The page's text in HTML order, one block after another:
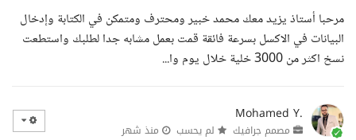
مرحبا أستاذ يزيد معك محمد خبير ومحترف ومتمكن في الكتابة وإدخال
البيانات في الاكسل بسرعة فائقة قمت بعمل مشابه جدا لطلبك واستطعت
نسخ اكثر من 3000 خلية خلال يوم وا...
Mohamed Y.
مصمم جرافيك لم يحسب منذ شهر